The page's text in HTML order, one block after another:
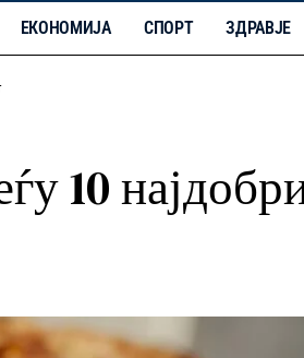
ЕКОНОМИЈА СПОРТ ЗДРАВЈЕ
10